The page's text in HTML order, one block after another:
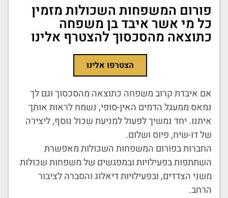
פורום המשפחות השכולות מזמין
כל מי אשר איבד בן משפחה
כתוצאה מהסכסוך להצטרף אלינו
הצטרפו אלינו
אם איבדת קרוב משפחה כתוצאה מהסכסוך וגם לך
נמאס ממעגל הדמים האין-סופי, נשמח לראות אותך
איתנו. יחד נמשיך לפעול למניעת שכול נוסף, ליצירה
של דו-שיח, פיוס ושלום.
החברות בפורום המשפחות השכולות מאפשרת
השתתפות בפעילויות ובמפגשים של משפחות שכולות
משני הצדדים, ובפעילויות דיאלוג והסברה לציבור
הרחב.